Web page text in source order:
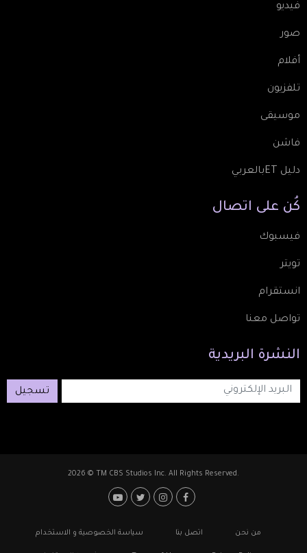
فيديو
صور
أفلام
تلفزيون
موسيقى
فاشن
دليل ETبالعربي
كُن على اتصال
فيسبوك
تويتر
انستقرام
تواصل معنا
النشرة البريدية
تسجيل
2026 © TM CBS Studios Inc. All Rights Reserved.
Footer: Social Media
Footerمن نحن اتصل بنا سياسة الخصوصية و الاستخدام